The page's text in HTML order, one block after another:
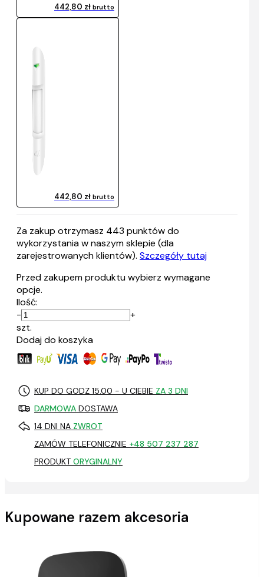
442,80 zł brutto
442,80 zł brutto
Za zakup otrzymasz 443 punktów do
wykorzystania w naszym sklepie (dla
zarejestrowanych klientów). Szczegóły tutaj
Przed zakupem produktu wybierz wymagane
opcje.
Ilość:
-
+
szt.
Dodaj do koszyka
KUP DO GODZ 15.00 - U CIEBIE ZA 3 DNI
DARMOWA DOSTAWA
14 DNI NA ZWROT
ZAMÓW TELEFONICZNIE +48 507 237 287
PRODUKT ORYGINALNY
Kupowane razem akcesoria